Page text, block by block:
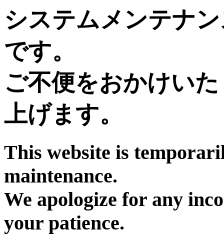
システムメンテナ
です。
ご不便をおかけい
上げます。
This website is
maintenance.
We apologize for any
your patience.